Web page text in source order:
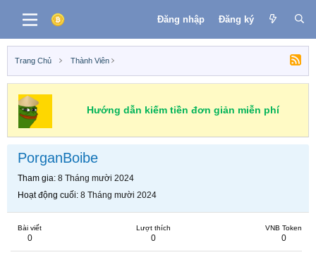
Đăng nhập Đăng ký
Trang Chủ Thành Viên
Hướng dẫn kiếm tiền đơn giản miễn phí
PorganBoibe
Tham gia 8 Tháng mười 2024
Hoạt động cuối 8 Tháng mười 2024
Bài viết
0
Lượt thích
0
VNB Token
0